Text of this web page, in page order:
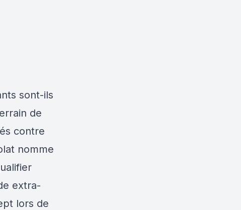
sont-ils
de
contre
nomme
extra-
lors de